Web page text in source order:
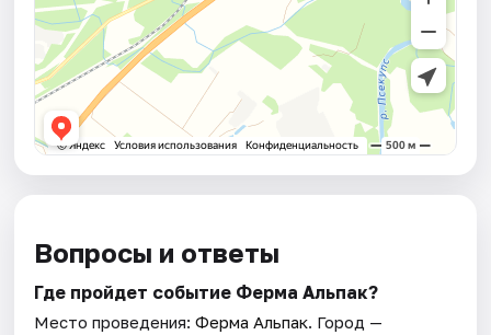
Вопросы и ответы
Где пройдет событие Ферма Альпак?
Место проведения:Ферма Альпак. Город —